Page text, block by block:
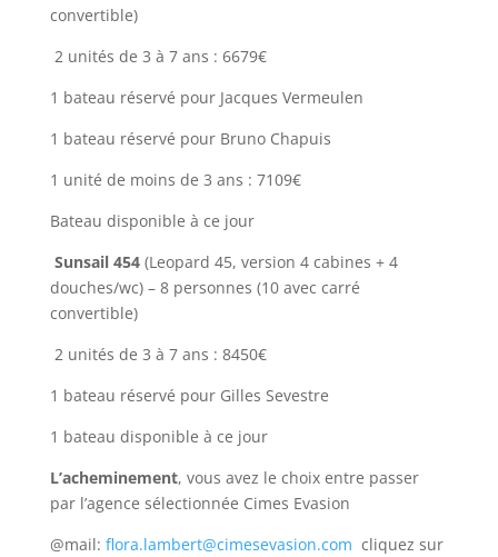
convertible)
2 unités de 3 à 7 ans : 6679€
1 bateau réservé pour Jacques Vermeulen
1 bateau réservé pour Bruno Chapuis
1 unité de moins de 3 ans : 7109€
Bateau disponible à ce jour
Sunsail 454(Leopard 45, version 4 cabines + 4
douches/wc) – 8 personnes (10 avec carré
convertible)
2 unités de 3 à 7 ans : 8450€
1 bateau réservé pour Gilles Sevestre
1 bateau disponible à ce jour
L’acheminement, vous avez le choix entre passer
par l’agence sélectionnée Cimes Evasion
@mail: flora.lambert@cimesevasion.com cliquez sur